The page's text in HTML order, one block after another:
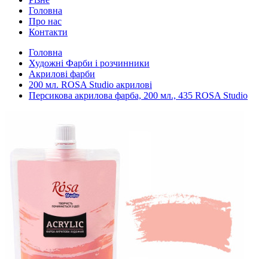
Головна
Про нас
Контакти
Головна
Художні Фарби і розчинники
Акрилові фарби
200 мл. ROSA Studio акрилові
Персикова акрилова фарба, 200 мл., 435 ROSA Studio